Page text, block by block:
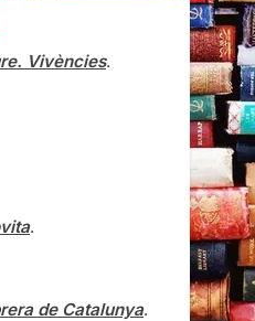
Vivències.
.
de Catalunya.